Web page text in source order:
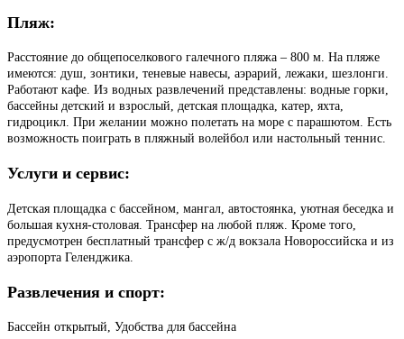
Пляж:
Расстояние до общепоселкового галечного пляжа – 800 м. На пляже
имеются: душ, зонтики, теневые навесы, аэрарий, лежаки, шезлонги.
Работают кафе. Из водных развлечений представлены: водные горки,
бассейны детский и взрослый, детская площадка, катер, яхта,
гидроцикл. При желании можно полетать на море с парашютом. Есть
возможность поиграть в пляжный волейбол или настольный теннис.
Услуги и сервис:
Детская площадка с бассейном, мангал, автостоянка, уютная беседка и
большая кухня-столовая. Трансфер на любой пляж. Кроме того,
предусмотрен бесплатный трансфер с ж/д вокзала Новороссийска и из
аэропорта Геленджика.
Развлечения и спорт:
Бассейн открытый, Удобства для бассейна